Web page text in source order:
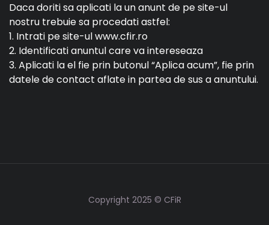
Daca doriti sa aplicati la un anunt de pe site-ul
nostru trebuie sa procedati astfel:
1. Intrati pe site-ul www.cfir.ro
2. Identificati anuntul care va intereseaza
3. Aplicati la el fie prin butonul “Aplica acum”, fie prin
datele de contact aflate in partea de sus a anuntului.
Copyright 2025 © CFiR